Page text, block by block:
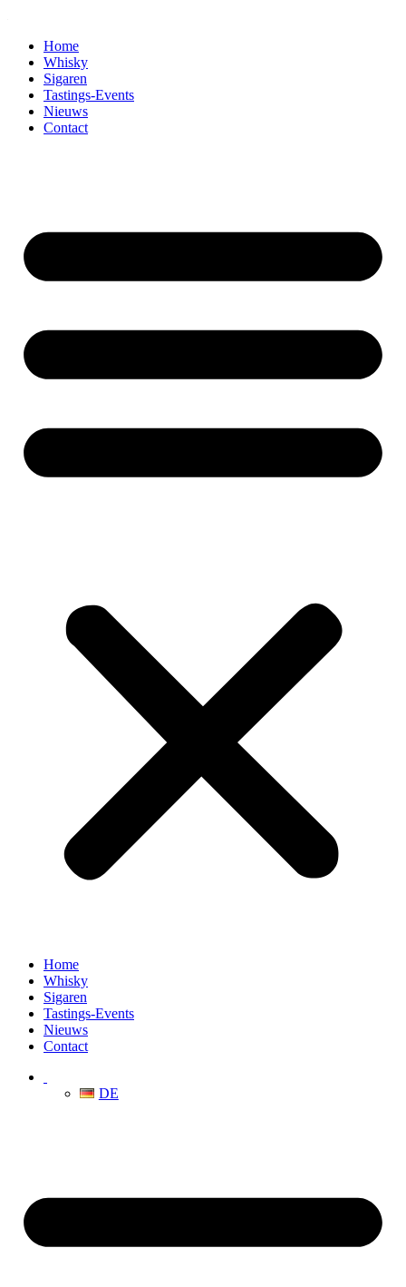
Home
Whisky
Sigaren
Tastings-Events
Nieuws
Contact
Home
Whisky
Sigaren
Tastings-Events
Nieuws
Contact
DE